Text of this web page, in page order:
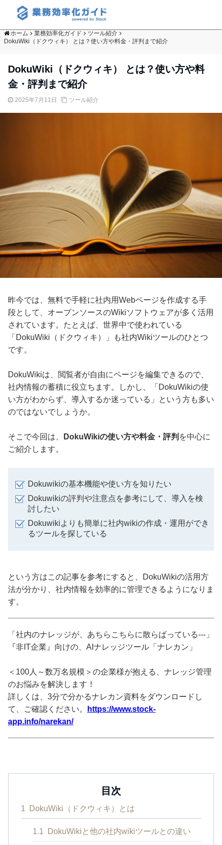
ホーム 業務効率化ガイド
ツール紹介
DokuWiki（ドクウィキ） とは？使い方や料金・評判まで紹介
DokuWiki（ドクウィキ） とは？使い方や料
金・評判まで紹介
2025年7月11日 ツール紹介
昨今では、無料で手軽に社内用Webページを作成する手
段として、オープンソースのWikiソフトウェアが多く活用
されています。たとえば、世界中で使われている
「DokuWiki（ドクウィキ）」も社内Wikiツールのひとつ
です。
DokuWikiは、閲覧者が自由にページを編集できるので、
社内情報の蓄積に役立ちます。しかし、「DokuWikiの使
い方がわからず、導入するか迷っている」という方も多い
のではないでしょうか。
そこで今回は、 DokuWikiの使い方や料金・評判 を中心に
ご紹介します。
Dokuwikiの基本機能や使い方を知りたい
Dokuwikiの評判や注意点を参考にして、導入を検
討したい
Dokuwikiよりも簡単に社内wikiの作成・運用ができ
るツールを探している
という方はこの記事を参考にすると、DokuWikiの活用方
法が分かり、社内情報を効率的に管理できるようになりま
す。
「社内のナレッジが、あちらこちらに散らばっている---」
『非IT企業』向けの、AIナレッジツール「ナレカン」
＜100人～数万名規模＞の企業様が抱える、ナレッジ管理
のお悩みを解決します！
詳しくは、3分で分かるナレカン資料をダウンロードし
て、ご確認ください。
https://www.stock-
app.info/narekan/
目次
1 DokuWiki（ドクウィキ）とは
1.1 DokuWikiと他の社内wikiツールとの違い